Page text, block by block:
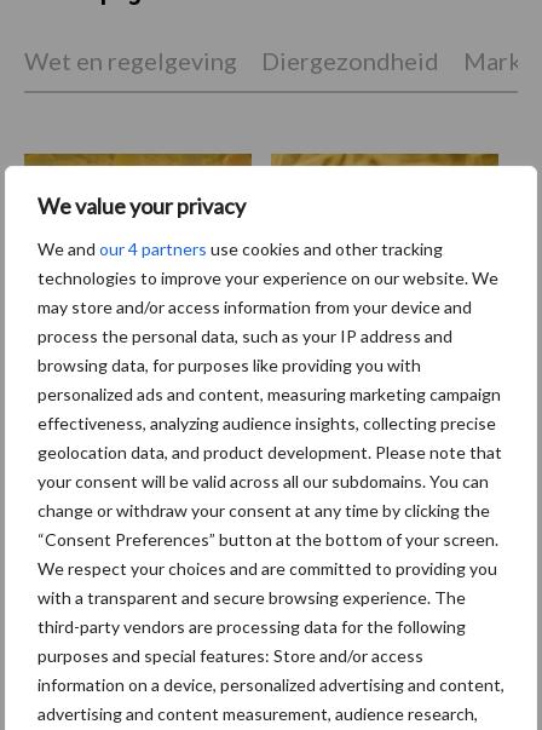
We value your privacy
We and our 4 partners use cookies and other tracking
technologies to improve your experience on our website. We
may store and/or access information from your device and
process the personal data, such as your IP address and
browsing data, for purposes like providing you with
personalized ads and content, measuring marketing campaign
effectiveness, analyzing audience insights, collecting precise
geolocation data, and product development. Please note that
your consent will be valid across all our subdomains. You can
change or withdraw your consent at any time by clicking the
“Consent Preferences” button at the bottom of your screen.
We respect your choices and are committed to providing you
with a transparent and secure browsing experience. The
third-party vendors are processing data for the following
purposes and special features: Store and/or access
information on a device, personalized advertising and content,
advertising and content measurement, audience research,
Primaire
Sidebar
Recent nieuws Partner nieuws
8 jan
Belastingdienst publiceert
Landelijke Landbouwnormen 2025
23 dec
10 praktisch tips om je voor te
bereiden op mogelijke uitval van het
stroomnet
Wet en regelgeving Diergezondheid
Vleeskuikens
Toon meer